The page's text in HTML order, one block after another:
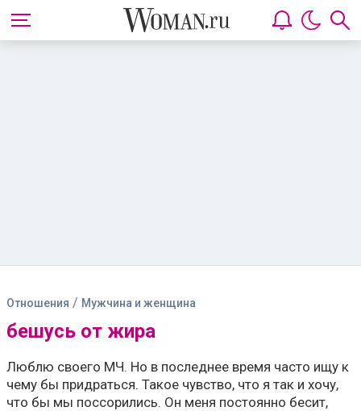
Отношения / Мужчина и женщина
бешусь от жира
Люблю своего МЧ. Но в последнее время часто ищу к
чему бы придраться. Такое чувство, что я так и хочу,
что бы мы поссорились. Он меня постоянно бесит,